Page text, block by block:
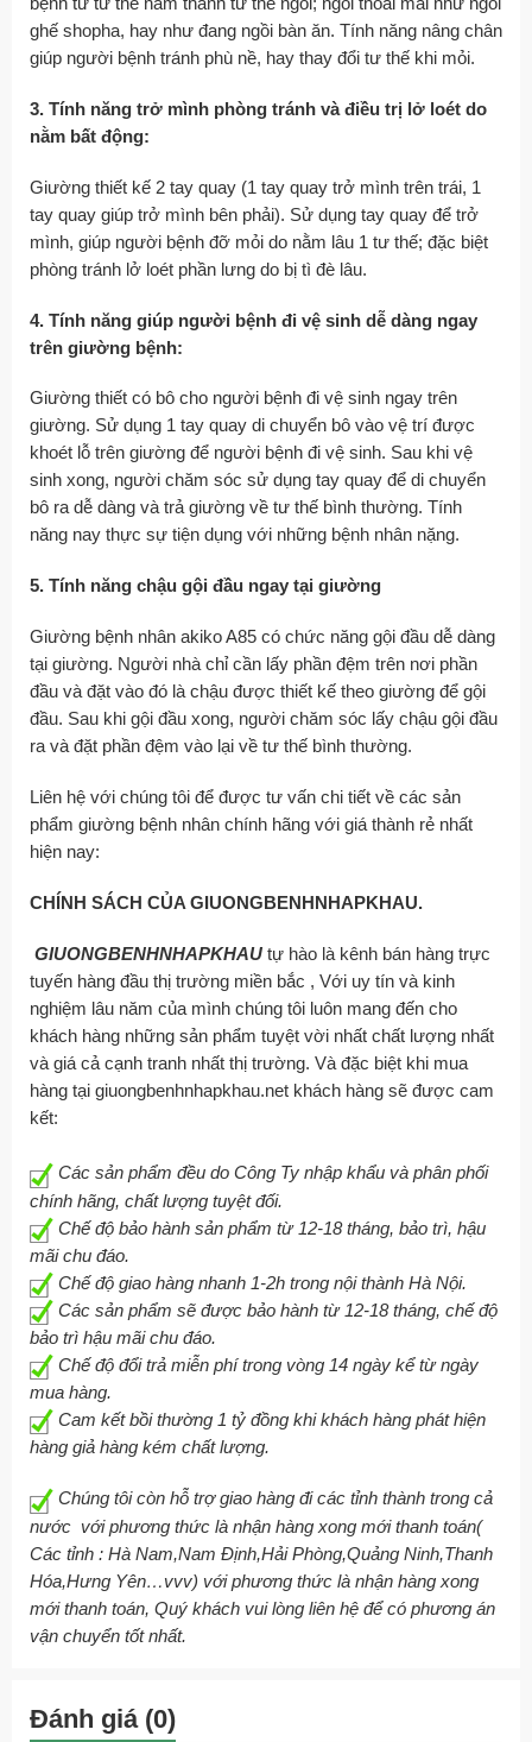
ghế shopha, hay như đang ngồi bàn ăn. Tính năng nâng chân
giúp người bệnh tránh phù nề, hay thay đổi tư thế khi mỏi.
3. Tính năng trở mình phòng tránh và điều trị lở loét do
nằm bất động:
Giường thiết kế 2 tay quay (1 tay quay trở mình trên trái, 1
tay quay giúp trở mình bên phải). Sử dụng tay quay để trở
mình, giúp người bệnh đỡ mỏi do nằm lâu 1 tư thế; đặc biệt
phòng tránh lở loét phần lưng do bị tì đè lâu.
4. Tính năng giúp người bệnh đi vệ sinh dễ dàng ngay
trên giường bệnh:
Giường thiết có bô cho người bệnh đi vệ sinh ngay trên
giường. Sử dụng 1 tay quay di chuyển bô vào vệ trí được
khoét lỗ trên giường để người bệnh đi vệ sinh. Sau khi vệ
sinh xong, người chăm sóc sử dụng tay quay để di chuyển
bô ra dễ dàng và trả giường về tư thế bình thường. Tính
năng nay thực sự tiện dụng với những bệnh nhân nặng.
5. Tính năng chậu gội đầu ngay tại giường
Giường bệnh nhân akiko A85 có chức năng gội đầu dễ dàng
tại giường. Người nhà chỉ cần lấy phần đệm trên nơi phần
đầu và đặt vào đó là chậu được thiết kế theo giường để gội
đầu. Sau khi gội đầu xong, người chăm sóc lấy chậu gội đầu
ra và đặt phần đệm vào lại về tư thế bình thường.
Liên hệ với chúng tôi để được tư vấn chi tiết về các sản
phẩm giường bệnh nhân chính hãng với giá thành rẻ nhất
hiện nay:
CHÍNH SÁCH CỦA GIUONGBENHNHAPKHAU.
GIUONGBENHNHAPKHAU tự hào là kênh bán hàng trực
tuyến hàng đầu thị trường miền bắc , Với uy tín và kinh
nghiệm lâu năm của mình chúng tôi luôn mang đến cho
khách hàng những sản phẩm tuyệt vời nhất chất lượng nhất
và giá cả cạnh tranh nhất thị trường. Và đặc biệt khi mua
hàng tại giuongbenhnhapkhau.net khách hàng sẽ được cam
kết:
Các sản phẩm đều do Công Ty nhập khẩu và phân phối
chính hãng, chất lượng tuyệt đối.
Chế độ bảo hành sản phẩm từ 12-18 tháng, bảo trì, hậu
mãi chu đáo.
Chế độ giao hàng nhanh 1-2h trong nội thành Hà Nội.
Các sản phẩm sẽ được bảo hành từ 12-18 tháng, chế độ
bảo trì hậu mãi chu đáo.
Chế độ đổi trả miễn phí trong vòng 14 ngày kể từ ngày
mua hàng.
Cam kết bồi thường 1 tỷ đồng khi khách hàng phát hiện
hàng giả hàng kém chất lượng.
Chúng tôi còn hỗ trợ giao hàng đi các tỉnh thành trong cả
nước với phương thức là nhận hàng xong mới thanh toán(
Các tỉnh : Hà Nam,Nam Định,Hải Phòng,Quảng Ninh,Thanh
Hóa,Hưng Yên…vvv) với phương thức là nhận hàng xong
mới thanh toán, Quý khách vui lòng liên hệ để có phương án
vận chuyển tốt nhất.
Đánh giá (0)